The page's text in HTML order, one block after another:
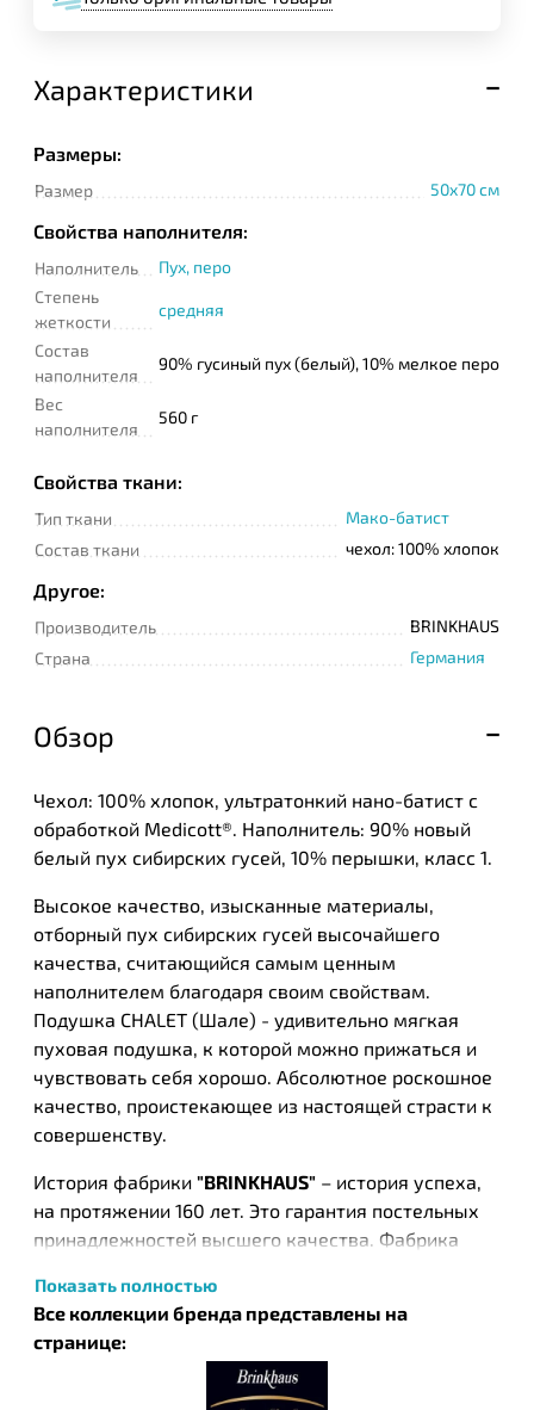
Характеристики
Размеры:
Размер 50x70 см
Свойства наполнителя:
Наполнитель
Пух, перо
Степень
жеткости
средняя
Состав
наполнителя
90% гусиный пух (белый), 10% мелкое перо
Вес
наполнителя
560 г
Свойства ткани:
Тип ткани
Мако-батист
Состав ткани
чехол: 100% хлопок
Другое:
Производитель
BRINKHAUS
Страна
Германия
Обзор
Чехол: 100% хлопок, ультратонкий нано-батист с
обработкой Medicott®. Наполнитель: 90% новый
белый пух сибирских гусей, 10% перышки, класс 1.
Высокое качество, изысканные материалы,
отборный пух сибирских гусей высочайшего
качества, считающийся самым ценным
наполнителем благодаря своим свойствам.
Подушка CHALET (Шале) - удивительно мягкая
пуховая подушка, к которой можно прижаться и
чувствовать себя хорошо. Абсолютное роскошное
качество, проистекающее из настоящей страсти к
совершенству.
История фабрики "BRINKHAUS" – история успеха,
на протяжении 160 лет. Это гарантия постельных
принадлежностей высшего качества. Фабрика
принадлежности, их отличает высокое
мастерство, внимание к деталям. Только самые
лучшие ткани для чехлов из высококачественного
хлопка, специального плетения индивидуально
Показать полностью
Все коллекции бренда представлены на
странице:
Задайте свой вопрос,
мы обязательно
ответим!
Имя
Сообщение